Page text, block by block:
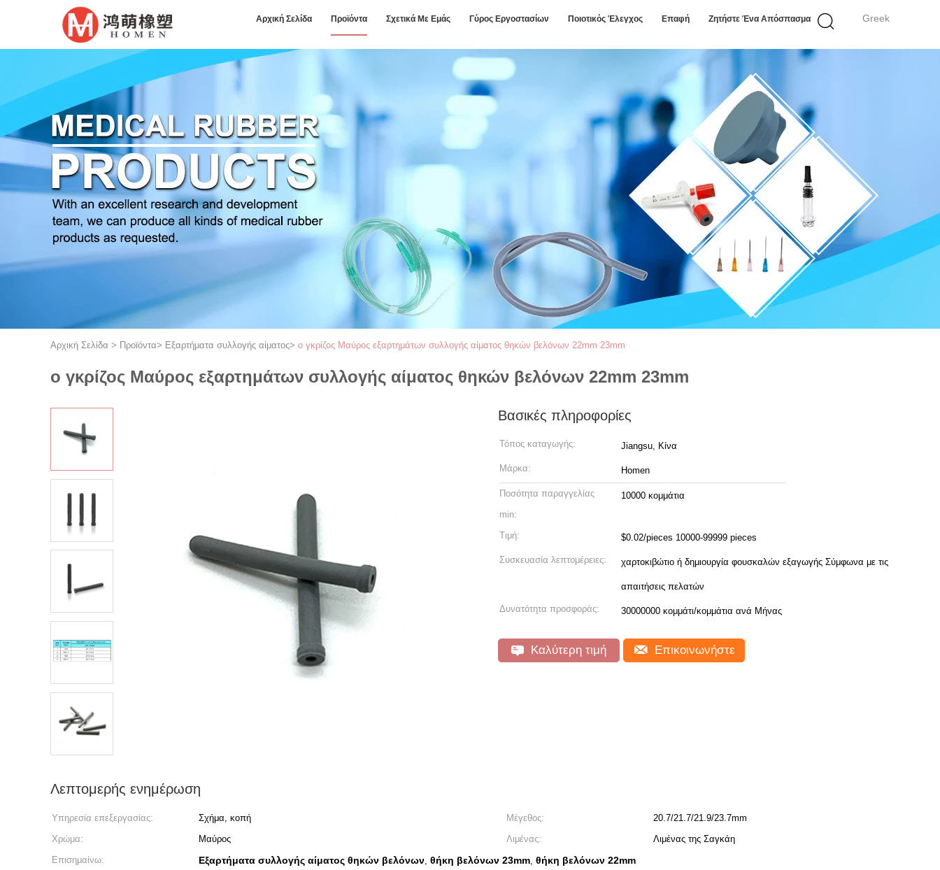
Greek
Αρχική Σελίδα Προϊόντα Σχετικά Με Εμάς Γύρος Εργοστασίων Ποιοτικός Έλεγχος Επαφή Ζητήστε Ένα Απόσπασμα
Αρχική Σελίδα > Προϊόντα> Εξαρτήματα συλλογής αίματος> ο γκρίζος Μαύρος εξαρτημάτων συλλογής αίματος θηκών βελόνων 22mm 23mm
ο γκρίζος Μαύρος εξαρτημάτων συλλογής αίματος θηκών βελόνων 22mm 23mm
Βασικές πληροφορίες
Τόπος καταγωγής: Jiangsu, Κίνα
Μάρκα: Homen
Ποσότητα παραγγελίας
min:
10000 κομμάτια
Τιμή: $0.02/pieces 10000-99999 pieces
Συσκευασία λεπτομέρειες: χαρτοκιβώτιο ή δημιουργία φουσκαλών εξαγωγής Σύμφωνα με τις
απαιτήσεις πελατών
Δυνατότητα προσφοράς: 30000000 κομμάτι/κομμάτια ανά Μήνας
Καλύτερη τιμή Επικοινωνήστε
Λεπτομερής ενημέρωση
Υπηρεσία επεξεργασίας: Σχήμα, κοπή Μέγεθος:
20.7/21.7/21.9/23.7mm
Χρώμα:
Μαύρος Λιμένας:
Λιμένας της Σαγκάη
Επισημαίνω:
Εξαρτήματα συλλογής αίματος θηκών βελόνων, θήκη βελόνων 23mm, θήκη βελόνων 22mm